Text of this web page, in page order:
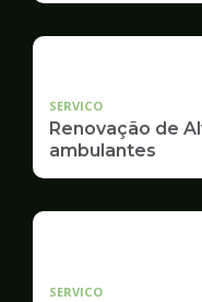
SERVICO
Renovação de
ambulantes
SERVICO